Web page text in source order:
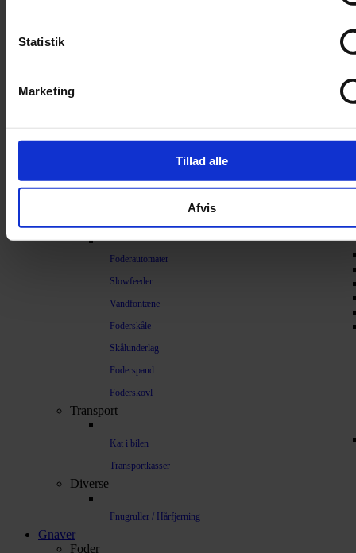
Statistik
Marketing
Tillad alle
Afvis
Mave / tarm
Sunde olier
Understøtning af gamle led
Skåle og automater
Foderautomater
Slowfeeder
Vandfontæne
Foderskåle
Skålunderlag
Foderspand
Foderskovl
Transport
Kat i bilen
Transportkasser
Diverse
Fnugruller / Hårfjerning
Gnaver
Foder